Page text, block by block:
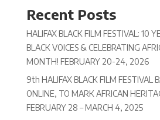
Recent Posts
HALIFAX BLACK FILM FESTIVAL: 10
BLACK VOICES & CELEBRATING
MONTH! FEBRUARY 20-24, 2026
9th HALIFAX BLACK FILM FESTIVAL
ONLINE, TO MARK AFRICAN
FEBRUARY 28 – MARCH 4, 2025